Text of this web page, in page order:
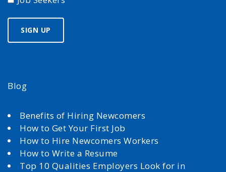
Blog
Benefits of Hiring Newcomers
How to Get Your First Job
How to Hire Newcomers Workers
How to Write a Resume
Top 10 Qualities Employers Look for in